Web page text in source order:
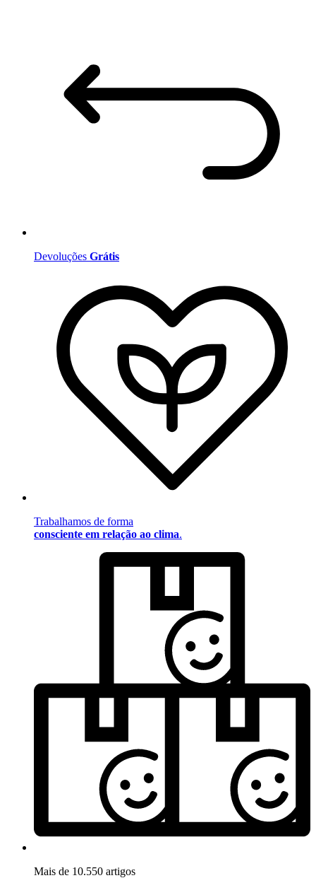
Devoluções Grátis
Trabalhamos de forma
consciente em relação ao clima.
Mais de 10.550 artigos